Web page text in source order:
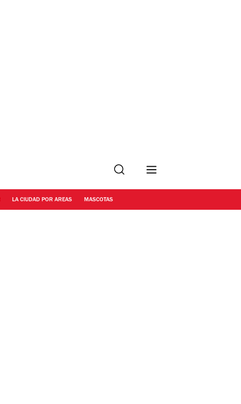
Buscar
LA CIUDAD POR AREAS MASCOTAS